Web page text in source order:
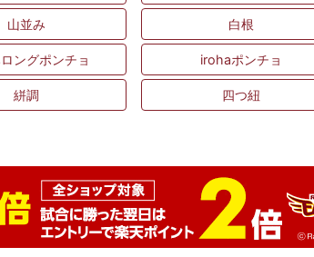
山並み 白根
ングポンチョ irohaポンチョ
絣調 四つ紐